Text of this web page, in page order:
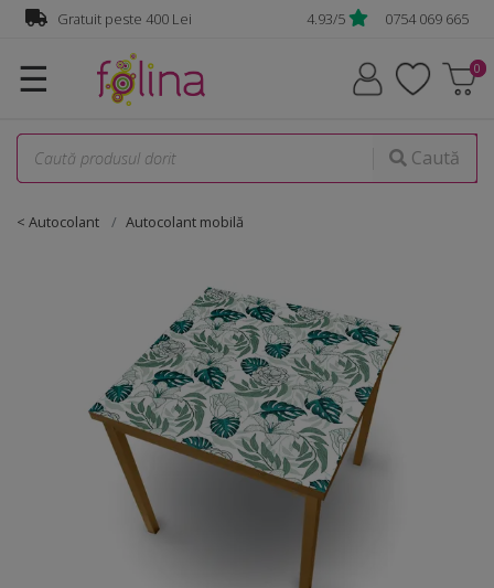
Gratuit peste 400 Lei 4.93/5 0754 069 665
☰
Caută
< Autocolant Autocolant mobilă